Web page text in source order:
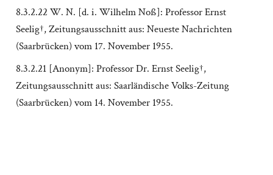
8.3.2.22 W. N. [d. i. Wilhelm Noß]: Professor Ernst
Seelig†, Zeitungsausschnitt aus: Neueste Nachrichten
(Saarbrücken) vom 17. November 1955.
8.3.2.21 [Anonym]: Professor Dr. Ernst Seelig†,
Zeitungsausschnitt aus: Saarländische Volks-Zeitung
(Saarbrücken) vom 14. November 1955.